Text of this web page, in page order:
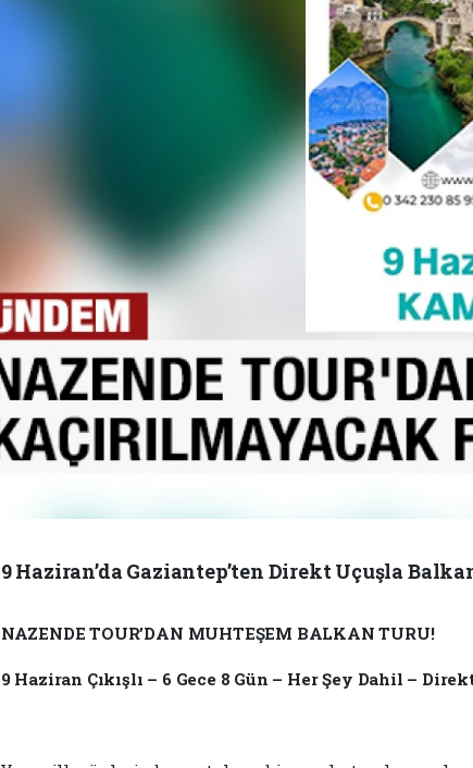
9 Haziran’da Gaziantep’ten Direkt Uçuşla
NAZENDE TOUR’DAN MUHTEŞEM BALKAN TURU!
9 Haziran Çıkışlı – 6 Gece 8 Gün – Her Şey Dahil –